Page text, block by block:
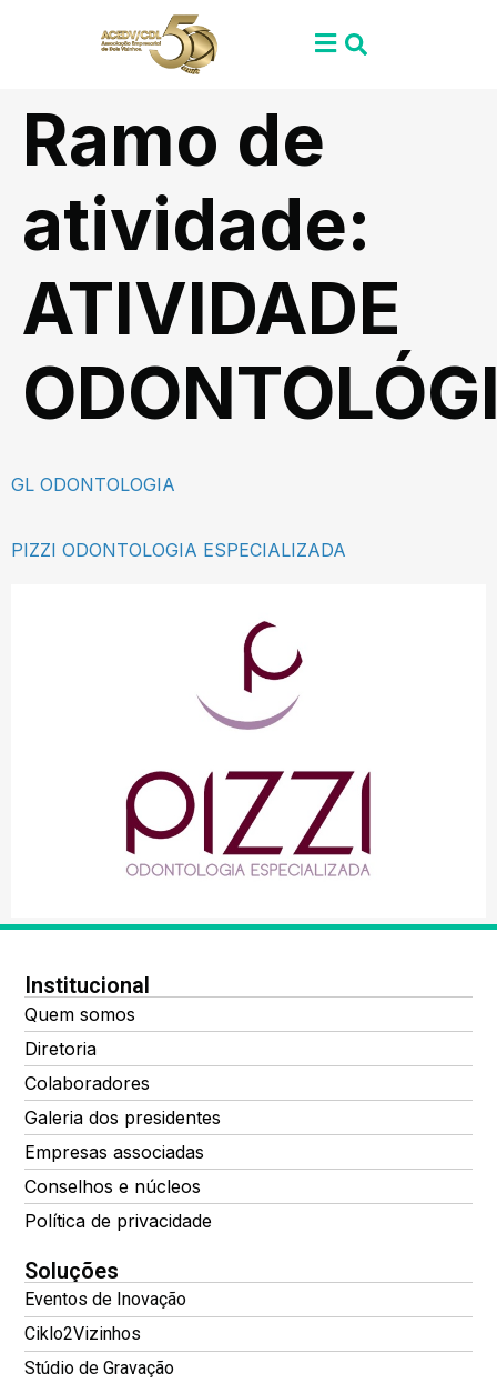
Ramo de
atividade:
ATIVIDADE
GL ODONTOLOGIA
PIZZI ODONTOLOGIA ESPECIALIZADA
Institucional
Quem somos
Diretoria
Colaboradores
Galeria dos presidentes
Empresas associadas
Conselhos e núcleos
Política de privacidade
Soluções
Eventos de Inovação
Ciklo2Vizinhos
Stúdio de Gravação